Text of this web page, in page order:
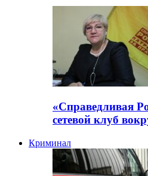
«Справедливая
сетевой клуб
Криминал